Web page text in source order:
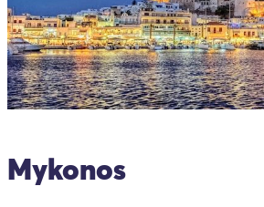
Mykonos